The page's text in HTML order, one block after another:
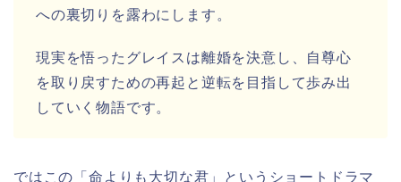
への裏切りを露わにします。
現実を悟ったグレイスは離婚を決意し、自尊心
を取り戻すための再起と逆転を目指して歩み出
していく物語です。
ではこの 「命よりも大切な君 」 という ショートドラマ